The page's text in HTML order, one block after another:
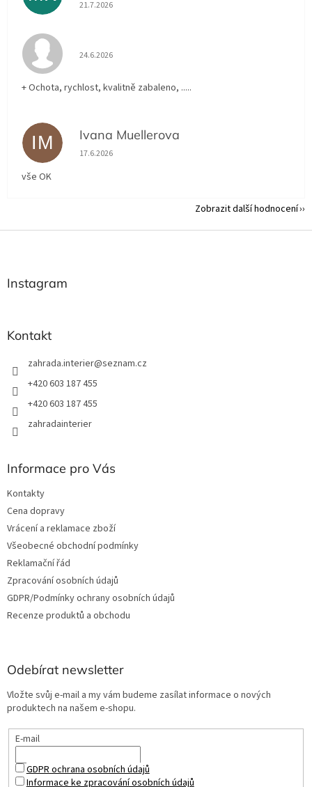
21.7.2026
Hodnocení obchodu je 5 z 5 hvězdiček.
24.6.2026
+ Ochota, rychlost, kvalitně zabaleno, .....
IM Ivana Muellerova
Hodnocení obchodu je 5 z 5 hvězdiček.
17.6.2026
vše OK
Zobrazit další hodnocení
Instagram
Kontakt
zahrada.interier@seznam.cz
+420 603 187 455
+420 603 187 455
zahradainterier
Informace pro Vás
Kontakty
Cena dopravy
Vrácení a reklamace zboží
Všeobecné obchodní podmínky
Reklamační řád
Zpracování osobních údajů
GDPR/Podmínky ochrany osobních údajů
Recenze produktů a obchodu
Odebírat newsletter
Vložte svůj e-mail a my vám budeme zasílat informace o nových
produktech na našem e-shopu.
E-mail
GDPR ochrana osobních údajů
Informace ke zpracování osobních údajů